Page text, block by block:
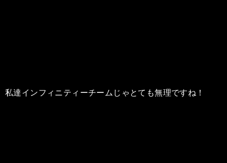
私達インフィニティーチームじゃとても無理ですね！